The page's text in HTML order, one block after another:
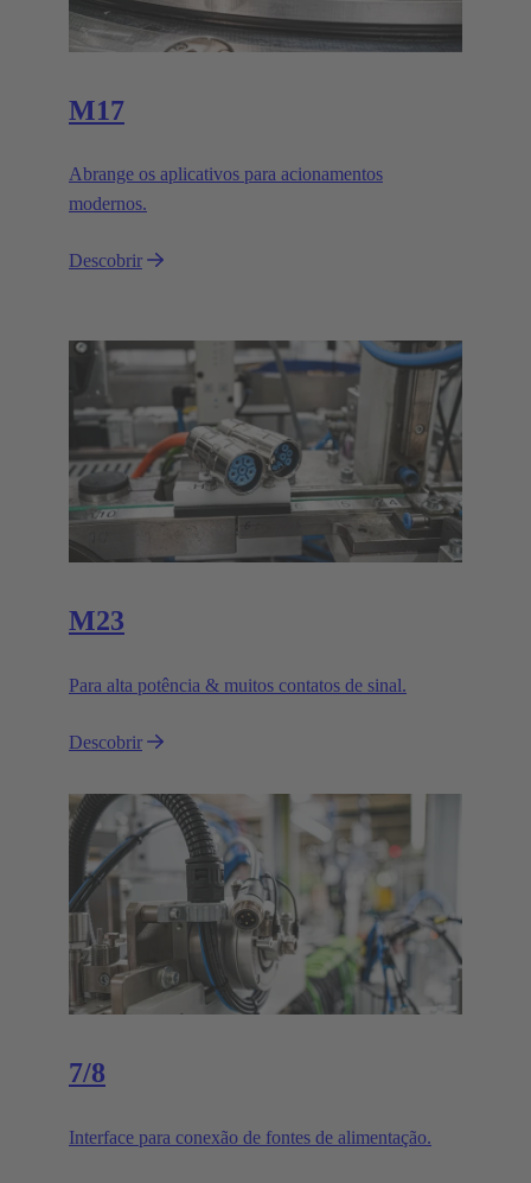
M17
Abrange os aplicativos para acionamentos
modernos.
Descobrir
M23
Para alta potência & muitos contatos de sinal.
Descobrir
7/8
Interface para conexão de fontes de alimentação.